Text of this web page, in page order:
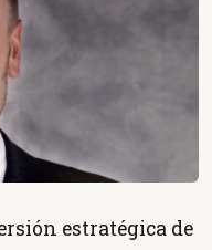
estratégica de